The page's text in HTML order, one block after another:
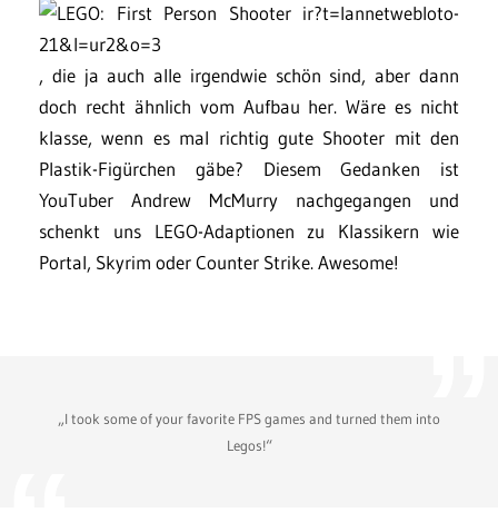
, die ja auch alle irgendwie schön sind, aber dann
doch recht ähnlich vom Aufbau her. Wäre es nicht
klasse, wenn es mal richtig gute Shooter mit den
Plastik-Figürchen gäbe? Diesem Gedanken ist
YouTuber Andrew McMurry nachgegangen und
schenkt uns LEGO-Adaptionen zu Klassikern wie
Portal, Skyrim oder Counter Strike. Awesome!
„I took some of your favorite FPS games and turned them into
Legos!“